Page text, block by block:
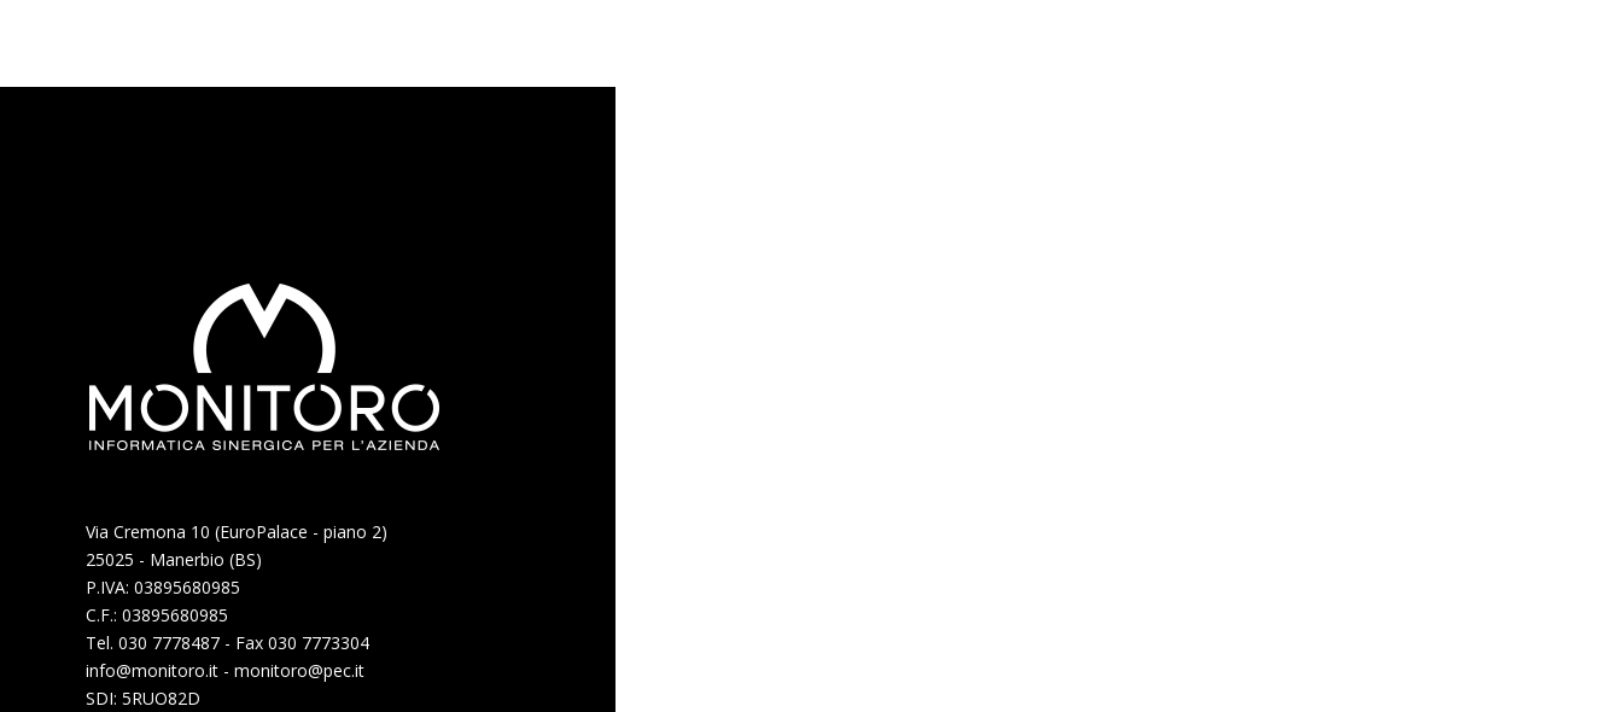
Via Cremona 10 (EuroPalace - piano 2)
25025 - Manerbio (BS)
P.IVA: 03895680985
C.F.: 03895680985
Tel. 030 7778487 - Fax 030 7773304
info@monitoro.it - monitoro@pec.it
SDI: 5RUO82D